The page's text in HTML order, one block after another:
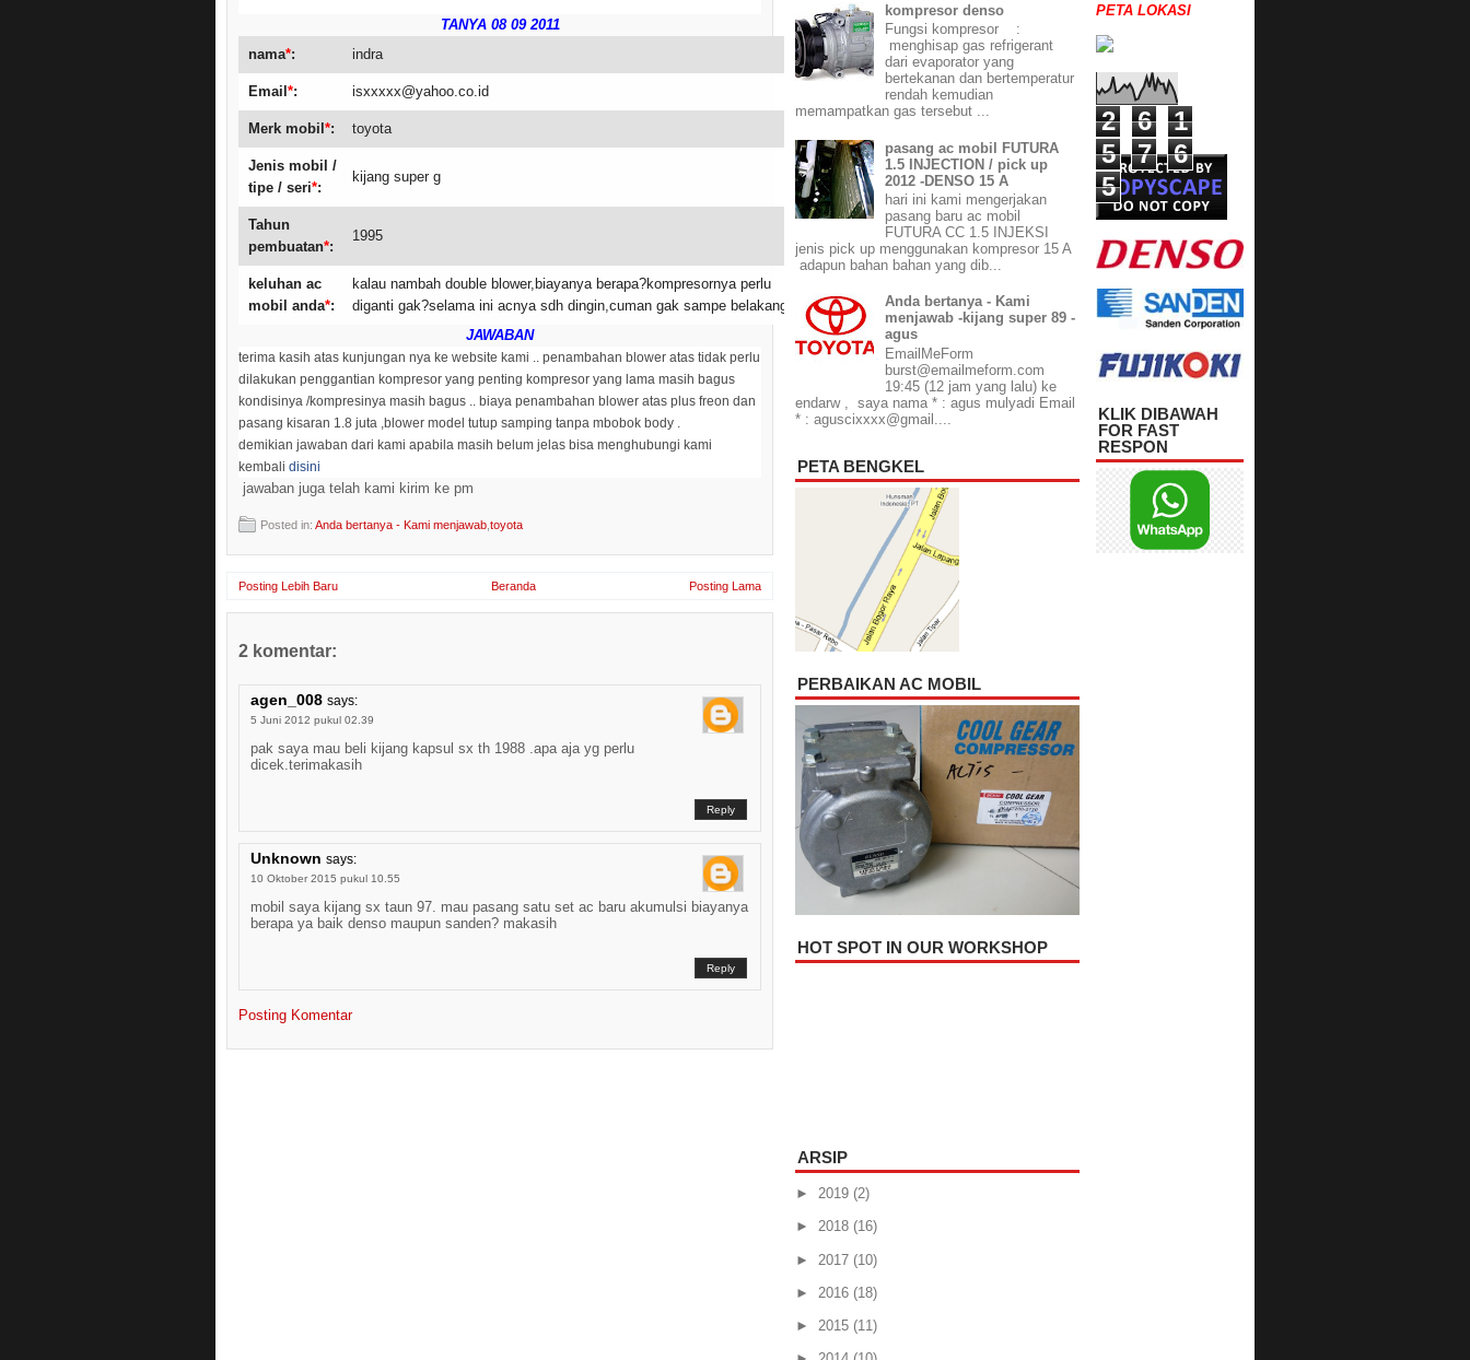
TANYA 08 09 2011
nama*: indra
Email *: isxxxxx@yahoo.co.id
Merk mobil *: toyota
Jenis mobil /
tipe / seri*:
kijang super g
Tahun
pembuatan*:
1995
keluhan ac
mobil anda*:
kalau nambah double blower,biayanya berapa?kompresornya perlu
diganti gak?selama ini acnya sdh dingin,cuman gak sampe belakang.
JAWABAN
terima kasih atas kunjungan nya ke website kami .. penambahan blower atas tidak perlu
dilakukan penggantian kompresor yang penting kompresor yang lama masih bagus
kondisinya /kompresinya masih bagus .. biaya penambahan blower atas plus freon dan
pasang kisaran 1.8 juta ,blower model tutup samping tanpa mbobok body .
demikian jawaban dari kami apabila masih belum jelas bisa menghubungi kami
kembali disini
jawaban juga telah kami kirim ke pm
Posted in: Anda bertanya - Kami menjawab toyota
Posting Lebih Baru Posting Lama
Beranda
2 komentar:
agen_008 says:
5 Juni 2012 pukul 02.39
Reply
pak saya mau beli kijang kapsul sx th 1988 .apa aja yg perlu
dicek.terimakasih
Unknown says:
10 Oktober 2015 pukul 10.55
Reply
mobil saya kijang sx taun 97. mau pasang satu set ac baru akumulsi biayanya
berapa ya baik denso maupun sanden? makasih
Posting Komentar
kompresor denso
Fungsi kompresor :
menghisap gas refrigerant
dari evaporator yang
bertekanan dan bertemperatur
rendah kemudian
memampatkan gas tersebut ...
pasang ac mobil FUTURA
1.5 INJECTION / pick up
2012 -DENSO 15 A
hari ini kami mengerjakan
pasang baru ac mobil
FUTURA CC 1.5 INJEKSI
jenis pick up menggunakan kompresor 15 A
adapun bahan bahan yang dib...
Anda bertanya - Kami
menjawab -kijang super 89 -
agus
EmailMeForm
burst@emailmeform.com
19:45 (12 jam yang lalu) ke
endarw , saya nama * : agus mulyadi Email
* : aguscixxxx@gmail....
PETA BENGKEL
PERBAIKAN AC MOBIL
HOT SPOT IN OUR WORKSHOP
ARSIP
► 2019 (2)
► 2018 (16)
► 2017 (10)
► 2016 (18)
► 2015 (11)
PETA LOKASI
2 6
1
5
7
6
5
KLIK DIBAWAH
FOR FAST
RESPON